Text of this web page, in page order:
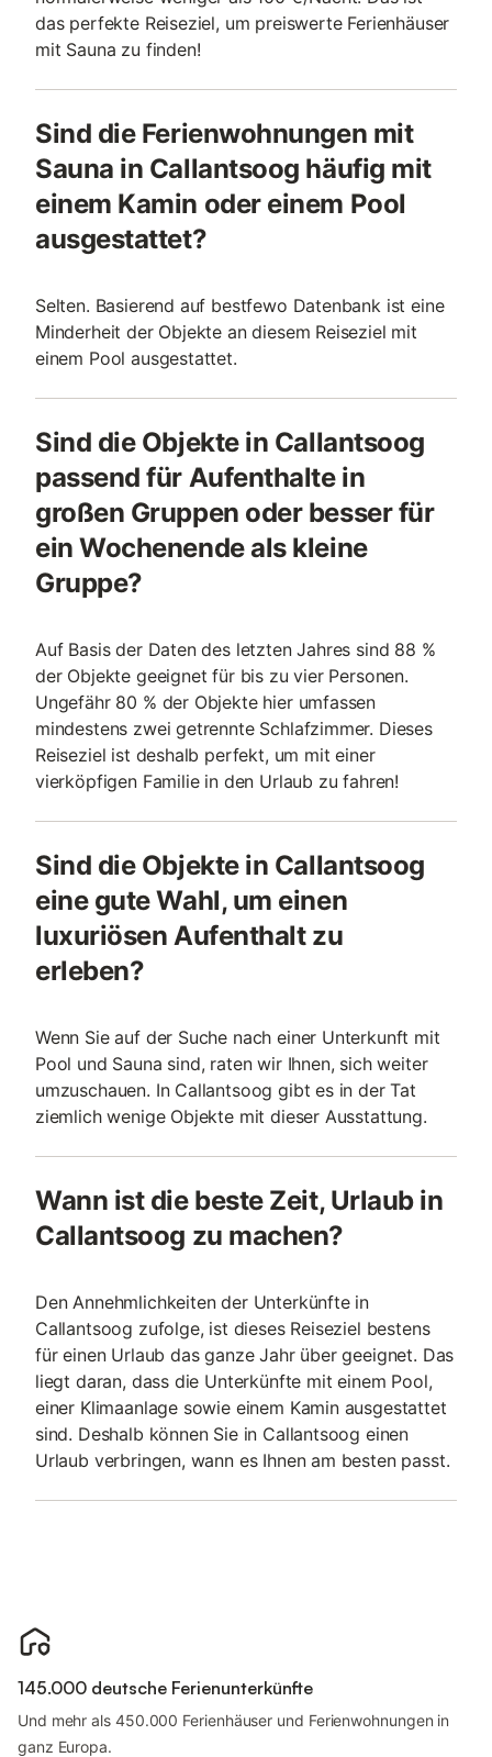
das perfekte Reiseziel, um preiswerte Ferienhäuser
mit Sauna zu finden!
Sind die Ferienwohnungen mit
Sauna in Callantsoog häufig mit
einem Kamin oder einem Pool
ausgestattet?
Selten. Basierend auf bestfewo Datenbank ist eine
Minderheit der Objekte an diesem Reiseziel mit
einem Pool ausgestattet.
Sind die Objekte in Callantsoog
passend für Aufenthalte in
großen Gruppen oder besser für
ein Wochenende als kleine
Gruppe?
Auf Basis der Daten des letzten Jahres sind 88 %
der Objekte geeignet für bis zu vier Personen.
Ungefähr 80 % der Objekte hier umfassen
mindestens zwei getrennte Schlafzimmer. Dieses
Reiseziel ist deshalb perfekt, um mit einer
vierköpfigen Familie in den Urlaub zu fahren!
Sind die Objekte in Callantsoog
eine gute Wahl, um einen
luxuriösen Aufenthalt zu
erleben?
Wenn Sie auf der Suche nach einer Unterkunft mit
Pool und Sauna sind, raten wir Ihnen, sich weiter
umzuschauen. In Callantsoog gibt es in der Tat
ziemlich wenige Objekte mit dieser Ausstattung.
Wann ist die beste Zeit, Urlaub in
Callantsoog zu machen?
Den Annehmlichkeiten der Unterkünfte in
Callantsoog zufolge, ist dieses Reiseziel bestens
für einen Urlaub das ganze Jahr über geeignet. Das
liegt daran, dass die Unterkünfte mit einem Pool,
einer Klimaanlage sowie einem Kamin ausgestattet
sind. Deshalb können Sie in Callantsoog einen
Urlaub verbringen, wann es Ihnen am besten passt.
145.000 deutsche Ferienunterkünfte
Und mehr als 450.000 Ferienhäuser und Ferienwohnungen in
ganz Europa.